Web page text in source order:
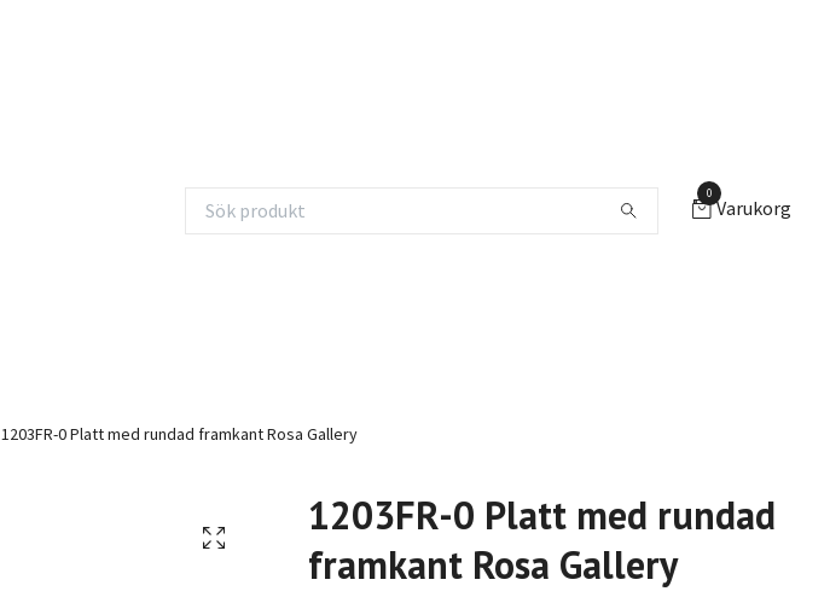
0
Varukorg
1203FR-0 Platt med rundad framkant Rosa Gallery
1203FR-0 Platt med rundad
framkant Rosa Gallery